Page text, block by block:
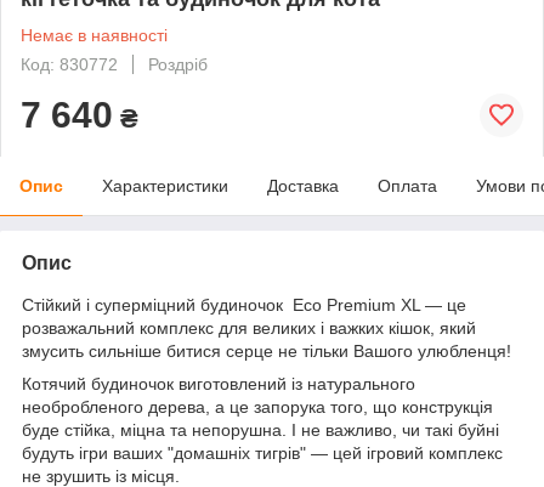
Немає в наявності
Код: 830772
Роздріб
7 640 ₴
Опис Характеристики Доставка Оплата Умови
Опис
Стійкий і суперміцний будиночок Eco Premium XL — це
розважальний комплекс для великих і важких кішок, який
змусить сильніше битися серце не тільки Вашого улюбленця!
Котячий будиночок виготовлений із натурального
необробленого дерева, а це запорука того, що конструкція
буде стійка, міцна та непорушна. І не важливо, чи такі буйні
будуть ігри ваших "домашніх тигрів" — цей ігровий комплекс
не зрушить із місця.